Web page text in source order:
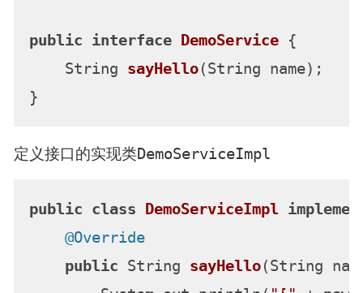
public interface DemoService {
    String
sayHello(String name) ;
定义接口的实现类DemoServiceImpl
public class DemoServiceImpl
@Override
public String sayHello(String